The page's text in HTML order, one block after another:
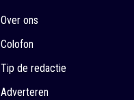
Over ons
Colofon
Tip de redactie
Adverteren